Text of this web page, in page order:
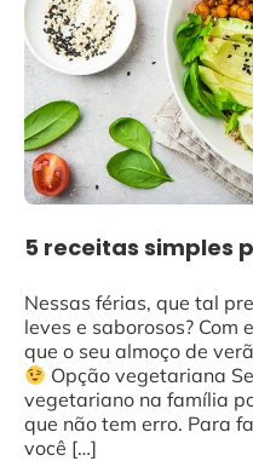
5 receitas simples
Nessas férias, que tal
leves e saborosos? Com
que o seu almoço de
Opção vegetariana
vegetariano na família
que não tem erro. Para
você […]